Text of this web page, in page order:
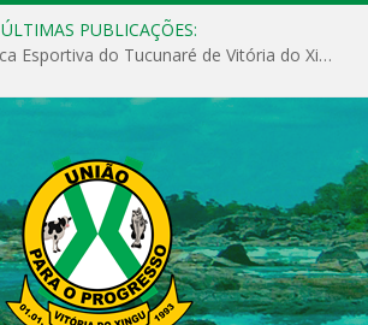
ÚLTIMAS PUBLICAÇÕES:
4º Torneio de Pesca Esportiva do Tucunaré de Vitória do Xingu